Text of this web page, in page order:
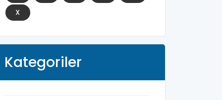
X
Kategoriler